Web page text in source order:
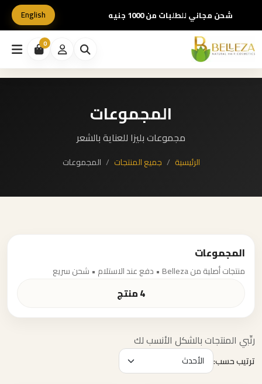
شحن مجاني للطلبات من 1000 جنيه English
0
المجموعات
مجموعات بليزا للعناية بالشعر
الرئيسية جميع المنتجات المجموعات
المجموعات
منتجات أصلية من Belleza • دفع عند الاستلام • شحن سريع
4 منتج
رتّبي المنتجات بالشكل الأنسب لك
ترتيب حسب: